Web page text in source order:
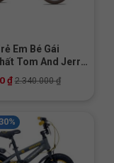
Em Bé Gái
Tom And Jerry
₫ 2.340.000₫